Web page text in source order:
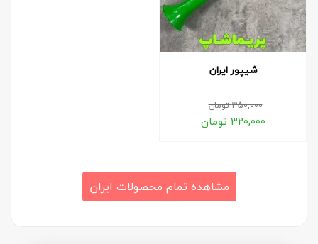
شیپور ایران
350,000تومان
320,000 تومان
مشاهده تمام محصولات ایران